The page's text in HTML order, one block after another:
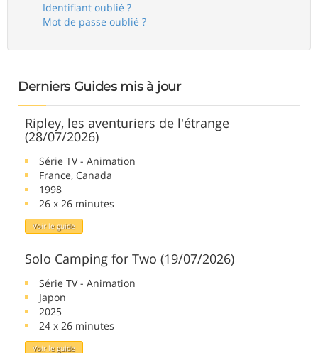
Identifiant oublié ?
Mot de passe oublié ?
Derniers Guides mis à jour
Ripley, les aventuriers de l'étrange
(28/07/2026)
Série TV - Animation
France, Canada
1998
26 x 26 minutes
Voir le guide
Solo Camping for Two (19/07/2026)
Série TV - Animation
Japon
2025
24 x 26 minutes
Voir le guide